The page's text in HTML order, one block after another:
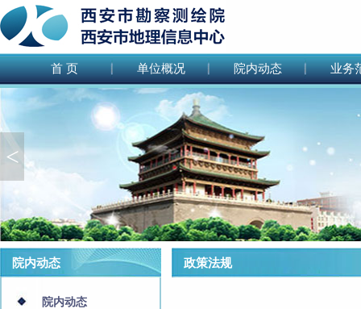
首 页 单位概况 院内动态 业务
<
院内动态
院内动态
政策法规